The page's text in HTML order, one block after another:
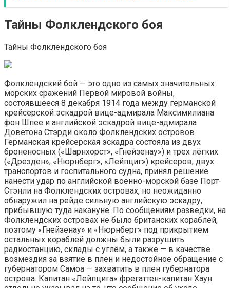
Тайны Фолклендского боя
Тайны Фолклендского боя
Фолклендский бой — это одно из самых значительных
морских сражений Первой мировой войны,
состоявшееся 8 декабря 1914 года между германской
крейсерской эскадрой вице-адмирала Максимилиана
фон Шпее и английской эскадрой вице-адмирала
Доветона Стэрди около Фолклендских островов
Германская крейсерская эскадра состояла из двух
броненосных («Шарнхорст», «Гнейзенау») и трех лёгких
(«Дрезден», «Нюрнберг», «Лейпциг») крейсеров, двух
транспортов и госпитального судна, принял решение
нанести удар по английской военно-морской базе Порт-
Стэнли на Фолклендских островах, но неожиданно
обнаружил на рейде сильную английскую эскадру,
прибывшую туда накануне. По сообщениям разведки, на
Фолклендских островах не было британских кораблей,
поэтому «Гнейзенау» и «Нюрнберг» под прикрытием
остальных кораблей должны были разрушить
радиостанцию, склады с углём, а также — в качестве
возмездия за взятие в плен и недостойное обращение с
губернатором Самоа — захватить в плен губернатора
острова. Капитан «Лейпцига» фрегаттен-капитан Хаун